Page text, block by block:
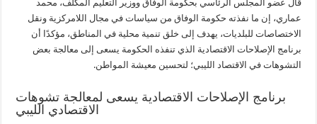
قال عضو المجلس الرئاسي بحكومة الوفاق ووزير التعليم المكلف، محمد
عماري، إن ما نفذته حكومة الوفاق من سياسات في مجال اللامركزية ونقل
الاختصاصات للبلديات، يهدف إلى خلق تنمية محلية في المناطق، مؤكدًا أن
برنامج الإصلاحات الاقتصادية الذي تنفذه الحكومة يسعى إلى معالجة بعض
التشوهات في الاقتصاد الليبي؛ لتحسين معيشة المواطن.
‬الاقتصادي‭ ‬الليبي